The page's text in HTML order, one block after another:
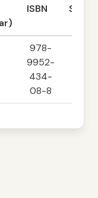
ISBN Səhifə
978-
9952-
434-
08-8